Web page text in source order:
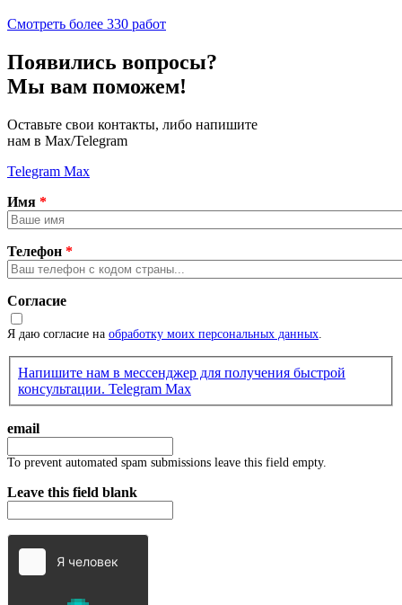
Смотреть более 330 работ
Появились вопросы?
Мы вам поможем!
Оставьте свои контакты, либо напишите
нам в Max/Telegram
Telegram Max
Имя *
Телефон *
Согласие
Я даю согласие на обработку моих персональных данных.
Напишите нам в мессенджер для получения быстрой
консультации. Telegram Max
email
To prevent automated spam submissions leave this field empty.
Leave this field blank